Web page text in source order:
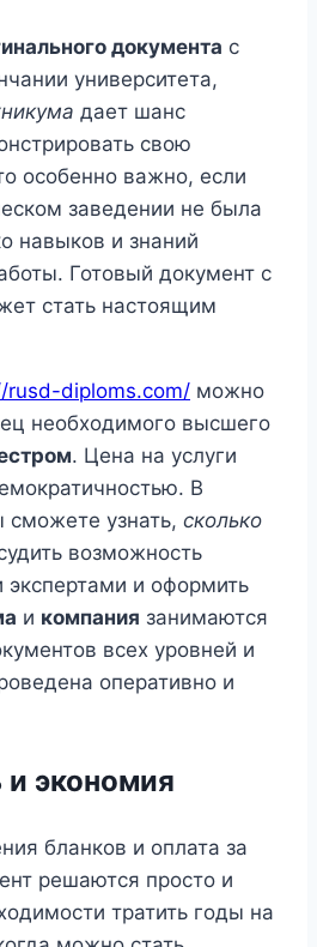
документа с
университета,
дает шанс
свою
особенно важно, если
заведении не была
навыков и знаний
Готовый документ с
стать настоящим
rusd-diploms.com/ можно
необходимого высшего
. Цена на услуги
В
узнать, сколько
возможность
и оформить
и компания занимаются
всех уровней и
оперативно и
экономия
бланков и оплата за
решаются просто и
тратить годы на